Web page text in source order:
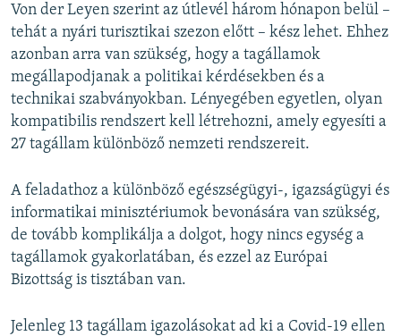
720p 1080p
720p
1080p
Von der Leyen szerint az útlevél három hónapon belül –
tehát a nyári turisztikai szezon előtt – kész lehet. Ehhez
azonban arra van szükség, hogy a tagállamok
megállapodjanak a politikai kérdésekben és a
technikai szabványokban. Lényegében egyetlen, olyan
kompatibilis rendszert kell létrehozni, amely egyesíti a
27 tagállam különböző nemzeti rendszereit.
A feladathoz a különböző egészségügyi-, igazságügyi és
informatikai minisztériumok bevonására van szükség,
de tovább komplikálja a dolgot, hogy nincs egység a
tagállamok gyakorlatában, és ezzel az Európai
Bizottság is tisztában van.
Jelenleg 13 tagállam igazolásokat ad ki a Covid-19 ellen